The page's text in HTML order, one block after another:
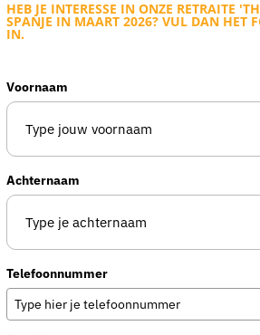
HEB JE INTERESSE IN ONZE RETRAITE
SPANJE IN MAART 2026? VUL DAN HET
IN.
Voornaam
Achternaam
Telefoonnummer